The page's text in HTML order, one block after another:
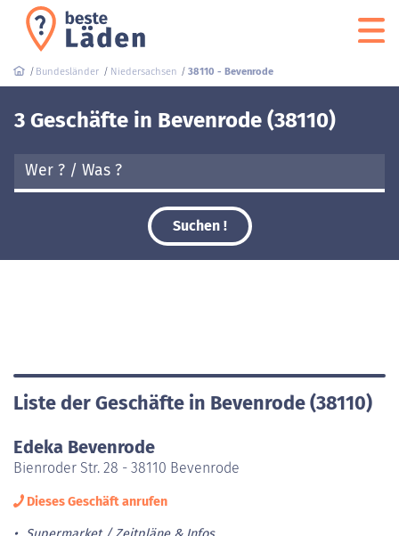
Bundesländer Niedersachsen 38110 - Bevenrode
3 Geschäfte in Bevenrode (38110)
Suchen !
Liste der Geschäfte in Bevenrode (38110)
Edeka Bevenrode
Bienroder Str. 28 - 38110 Bevenrode
Dieses Geschäft anrufen